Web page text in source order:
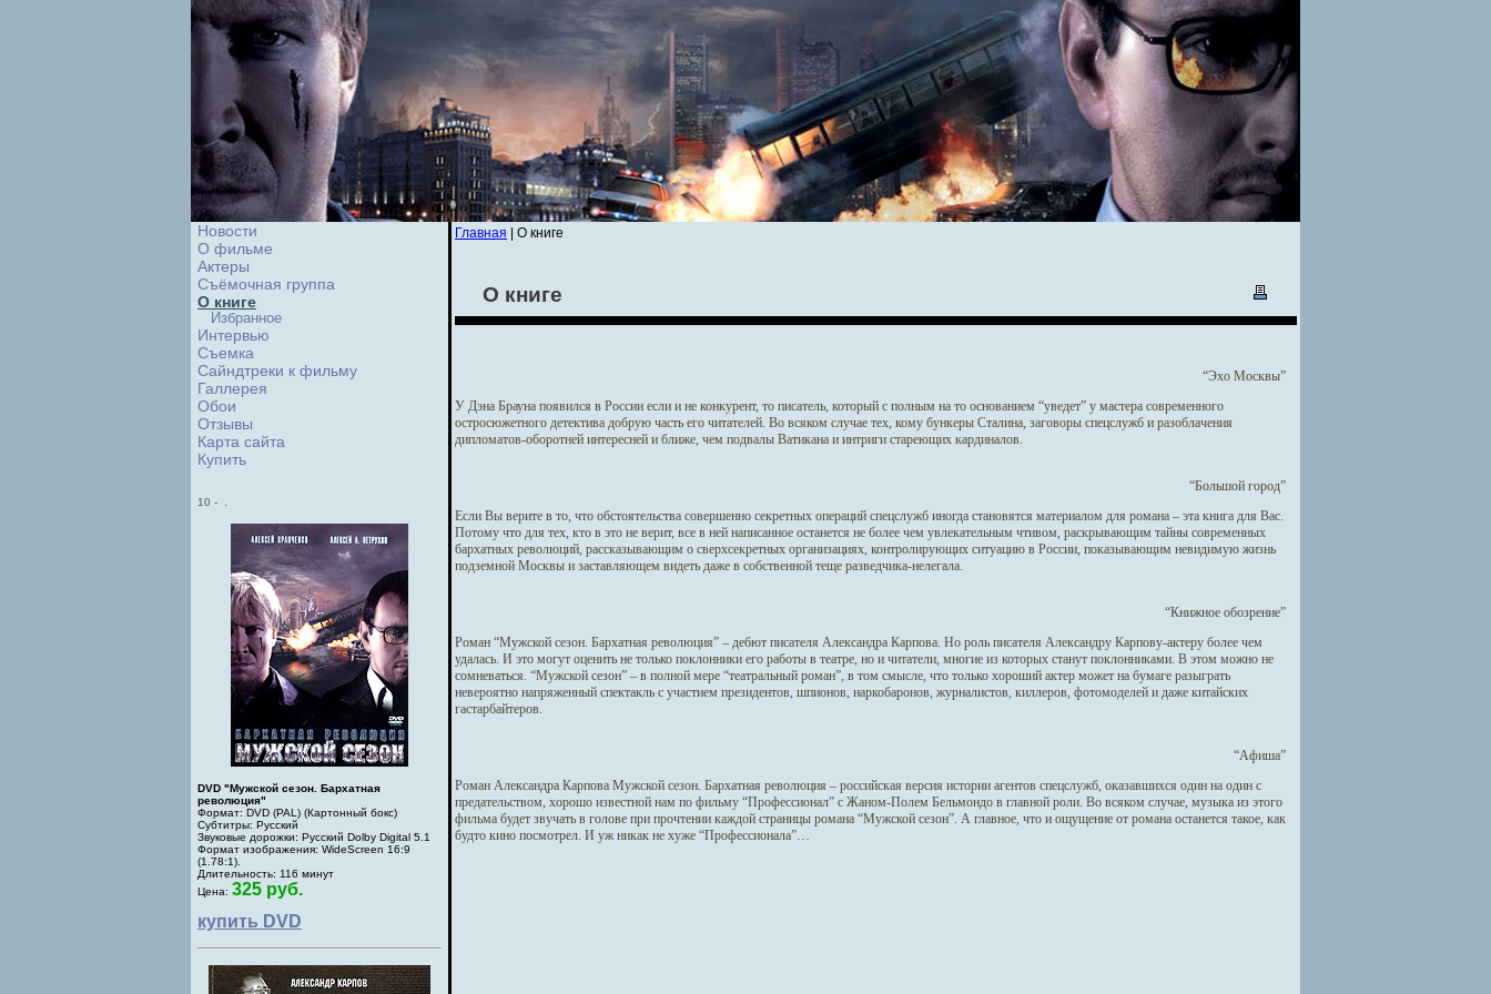
Новости
О фильме
Актеры
Съёмочная группа
О книге
Избранное
Интервью
Cъемка
Сайндтреки к фильму
Галлерея
Обои
Отзывы
Карта сайта
Купить
10 -
DVD "Мужской сезон. Бархатная
революция"
Формат: DVD (PAL) (Картонный бокс)
Субтитры: Русский
Звуковые дорожки: Русский Dolby Digital 5.1
Формат изображения: WideScreen 16:9
(1.78:1).
Длительность: 116 минут
Цена: 325 руб.
купить DVD
Главная | О книге
О книге
“Эхо Москвы”
У Дэна Брауна появился в России если и не конкурент, то писатель, который с полным на то основанием “уведет” у мастера современного
остросюжетного детектива добрую часть его читателей. Во всяком случае тех, кому бункеры Сталина, заговоры спецслужб и разоблачения
дипломатов-оборотней интересней и ближе, чем подвалы Ватикана и интриги стареющих кардиналов.
“Большой город”
Если Вы верите в то, что обстоятельства совершенно секретных операций спецслужб иногда становятся материалом для романа – эта книга для Вас.
Потому что для тех, кто в это не верит, все в ней написанное останется не более чем увлекательным чтивом, раскрывающим тайны современных
бархатных революций, рассказывающим о сверхсекретных организациях, контролирующих ситуацию в России, показывающим невидимую жизнь
подземной Москвы и заставляющем видеть даже в собственной теще разведчика-нелегала.
“Книжное обозрение”
Роман “Мужской сезон. Бархатная революция” – дебют писателя Александра Карпова. Но роль писателя Александру Карпову-актеру более чем
удалась. И это могут оценить не только поклонники его работы в театре, но и читатели, многие из которых станут поклонниками. В этом можно не
сомневаться. “Мужской сезон” – в полной мере “театральный роман”, в том смысле, что только хороший актер может на бумаге разыграть
невероятно напряженный спектакль с участием президентов, шпионов, наркобаронов, журналистов, киллеров, фотомоделей и даже китайских
гастарбайтеров.
“Афиша”
Роман Александра Карпова Мужской сезон. Бархатная революция – российская версия истории агентов спецслужб, оказавшихся один на один с
предательством, хорошо известной нам по фильму “Профессионал” с Жаном-Полем Бельмондо в главной роли. Во всяком случае, музыка из этого
фильма будет звучать в голове при прочтении каждой страницы романа “Мужской сезон”. А главное, что и ощущение от романа останется такое, как
будто кино посмотрел. И уж никак не хуже “Профессионала”…